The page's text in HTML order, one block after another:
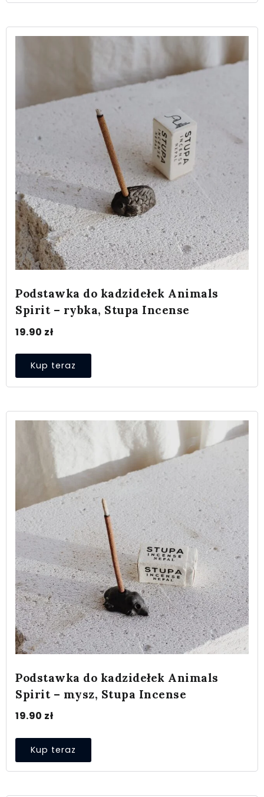
Podstawka do kadzidełek Animals
Spirit – rybka, Stupa Incense
19.90 zł
Kup teraz
Podstawka do kadzidełek Animals
Spirit – mysz, Stupa Incense
19.90 zł
Kup teraz